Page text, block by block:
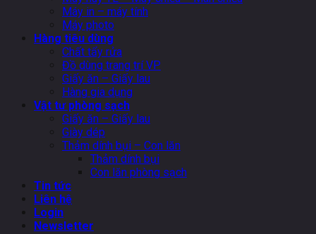
Máy in – máy tính
Máy photo
Hàng tiêu dùng
Chất tẩy rửa
Đồ dùng trang trí VP
Giấy ăn – Giấy lau
Hàng gia dụng
Vật tư phòng sạch
Giấy ăn – Giấy lau
Giày dép
Thảm dính bụi – Con lăn
Thảm dính bụi
Con lăn phòng sạch
Tin tức
Liên hệ
Login
Newsletter